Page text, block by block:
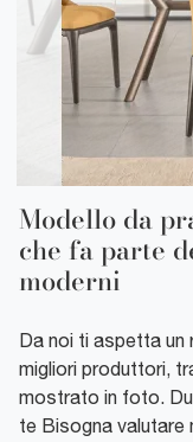
Modello da
che fa parte
moderni
Da noi ti aspetta
migliori produttori,
mostrato in foto.
te Bisogna valutare